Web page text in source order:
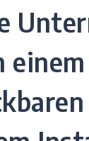
einem